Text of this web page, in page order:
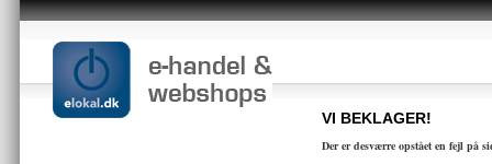
VI BEKLAGER!
Der er desværre opstået en fejl på